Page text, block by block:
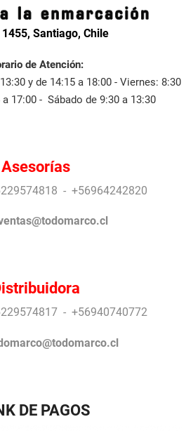
Santiago, Chile
de Atención:
y de 14:15 a 18:00 - Viernes: 8:30
17:00 - Sábado de 9:30 a 13:30
Asesorías
- +56964242820
- +56940740772
DE PAGOS